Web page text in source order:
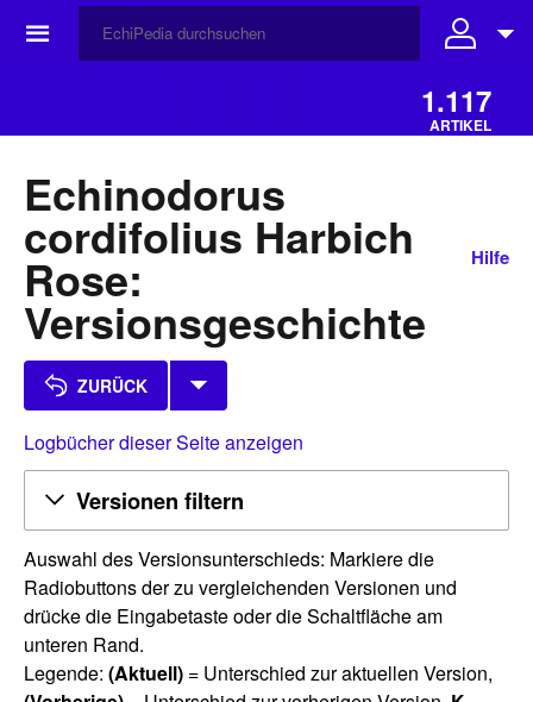
☰
1.117
ARTIKEL
Echinodorus
cordifolius Harbich
Rose:
Versionsgeschichte
Hilfe
ZURÜCK
Logbücher dieser Seite anzeigen
Versionen filtern
Auswahl des Versionsunterschieds: Markiere die
Radiobuttons der zu vergleichenden Versionen und
drücke die Eingabetaste oder die Schaltfläche am
unteren Rand.
Legende: (Aktuell) = Unterschied zur aktuellen Version,